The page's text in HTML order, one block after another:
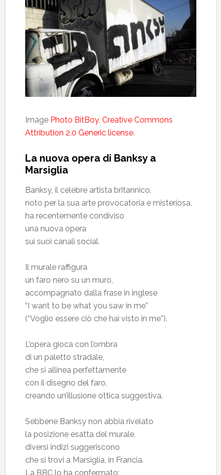
Image Photo BitBoy, Creative Commons
Attribution 2.0 Generic license.
La nuova opera di Banksy a
Marsiglia
Banksy, il celebre artista britannico,
noto per la sua arte provocatoria e misteriosa,
ha recentemente condiviso
una nuova opera
sui suoi canali social.
Il murale raffigura
un faro nero su un muro,
accompagnato dalla frase in inglese
“I want to be what you saw in me”
(“Voglio essere ciò che hai visto in me”).
L’opera gioca con l’ombra
di un paletto stradale,
che si allinea perfettamente
con il disegno del faro,
creando un’illusione ottica suggestiva.
Sebbene Banksy non abbia rivelato
la posizione esatta del murale,
diversi indizi suggeriscono
che si trovi a Marsiglia, in Francia.
La BBC lo ha confermato: